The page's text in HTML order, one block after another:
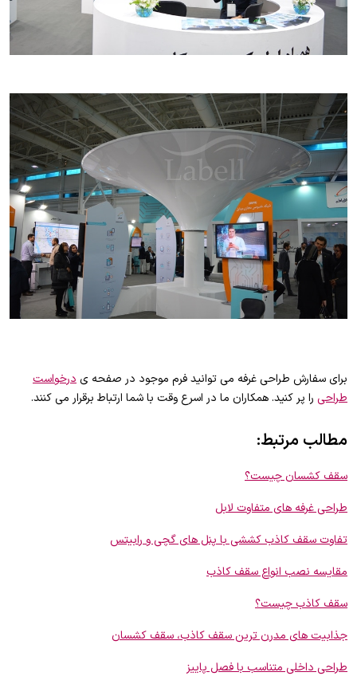
برای سفارش طراحی غرفه می توانید فرم موجود در صفحه یدرخواست
طراحی را پر کنید. همکاران ما در اسرع وقت با شما ارتباط برقرار می کنند.
مطالب مرتبط:
سقف کشسان چیست؟
طراحی غرفه های متفاوت لابل
تفاوت سقف کاذب کششی با پنل های گچی و رابیتس
مقایسه نصب انواع سقف کاذب
سقف کاذب چیست؟
جذابیت های مدرن ترین سقف کاذب، سقف کشسان
طراحی داخلی متناسب با فصل پاییز